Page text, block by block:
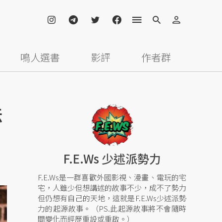
鳴人選書 影評 作者群
F.E.Ws 少述派勢力
F.E.Ws是一群喜歡外國影視、漫畫、電玩的宅
宅，人雖少但想講述的故事不少，成不了勢力
但仍想有自己的天地，這就是F.E.Ws少述派勢
力的起源故事。（PS.此起源故事將不會隨時
間變化而經歷重設或重啟。）